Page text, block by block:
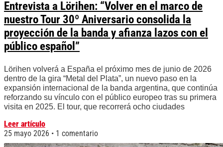
Entrevista a Lörihen: “Volver en el marco de
nuestro Tour 30º Aniversario consolida la
proyección de la banda y afianza lazos con el
público español”
Lörihen volverá a España el próximo mes de junio de 2026
dentro de la gira “Metal del Plata”, un nuevo paso en la
expansión internacional de la banda argentina, que continúa
reforzando su vínculo con el público europeo tras su primera
visita en 2025. El tour, que recorrerá ocho ciudades
Leer artículo
25 mayo 2026
1 comentario